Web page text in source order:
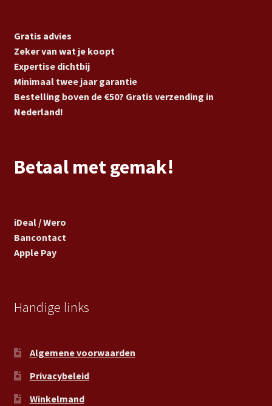
Gratis advies
Zeker van wat je koopt
Expertise dichtbij
Minimaal twee jaar garantie
Bestelling boven de €50? Gratis verzending in
Nederland!
Betaal met gemak!
iDeal / Wero
Bancontact
Apple Pay
Handige links
Algemene voorwaarden
Privacybeleid
Winkelmand